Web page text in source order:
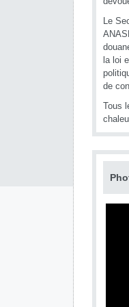
Le
la loi
de
Tous